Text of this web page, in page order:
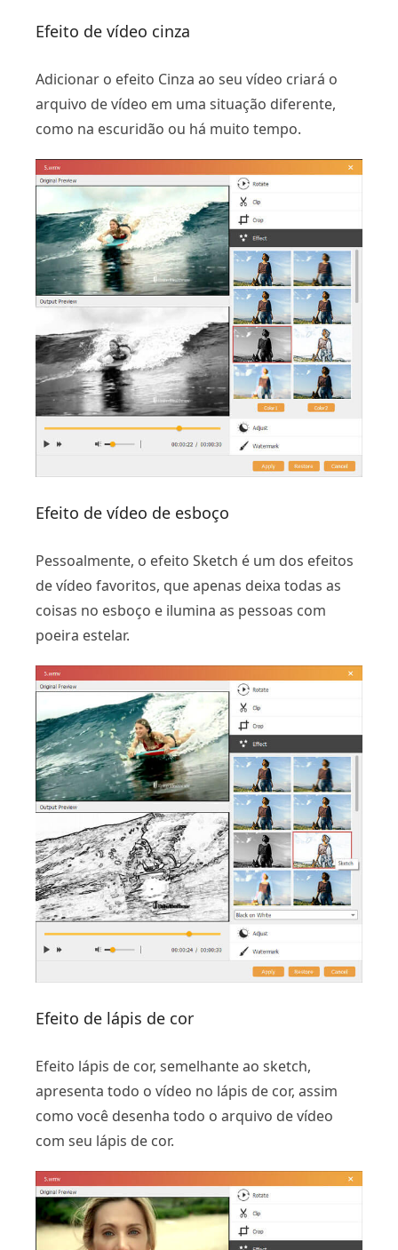
Efeito de vídeo cinza
Adicionar o efeito Cinza ao seu vídeo criará o
arquivo de vídeo em uma situação diferente,
como na escuridão ou há muito tempo.
Efeito de vídeo de esboço
Pessoalmente, o efeito Sketch é um dos efeitos
de vídeo favoritos, que apenas deixa todas as
coisas no esboço e ilumina as pessoas com
poeira estelar.
Efeito de lápis de cor
Efeito lápis de cor, semelhante ao sketch,
apresenta todo o vídeo no lápis de cor, assim
como você desenha todo o arquivo de vídeo
com seu lápis de cor.